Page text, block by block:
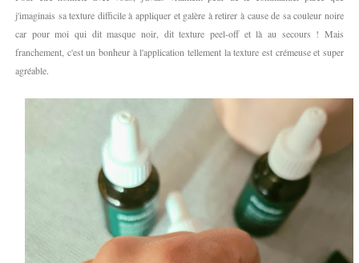
j'imaginais sa texture difficile à appliquer et galère à retirer à cause de sa couleur noire
car pour moi qui dit masque noir, dit texture peel-off et là au secours ! Mais
franchement, c'est un bonheur à l'application tellement la texture est crémeuse et super
agréable.